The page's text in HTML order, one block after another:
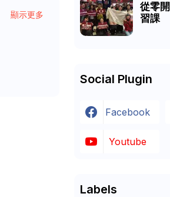
顯示更多
從零
習課
Social Plugin
Facebook
Youtube
Labels